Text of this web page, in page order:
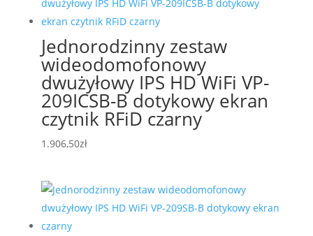
Jednorodzinny zestaw
wideodomofonowy
dwużyłowy IPS HD WiFi VP-
209ICSB-B dotykowy ekran
czytnik RFiD czarny
1.906,50zł